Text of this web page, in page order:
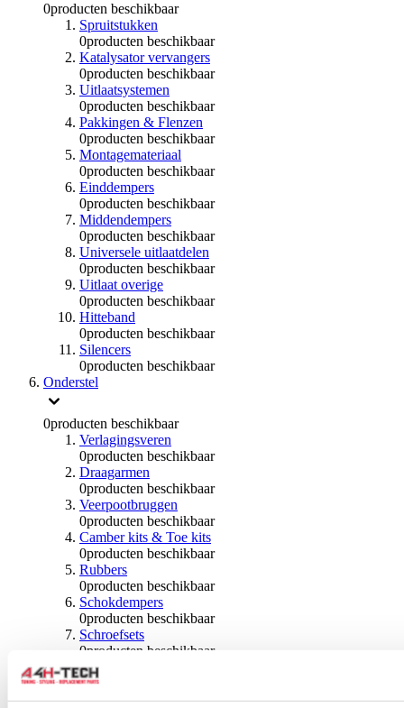
0producten beschikbaar
Spruitstukken
0producten beschikbaar
Katalysator vervangers
0producten beschikbaar
Uitlaatsystemen
0producten beschikbaar
Pakkingen & Flenzen
0producten beschikbaar
Montagemateriaal
0producten beschikbaar
Einddempers
0producten beschikbaar
Middendempers
0producten beschikbaar
Universele uitlaatdelen
0producten beschikbaar
Uitlaat overige
0producten beschikbaar
Hitteband
0producten beschikbaar
Silencers
0producten beschikbaar
Onderstel
0producten beschikbaar
Verlagingsveren
0producten beschikbaar
Draagarmen
0producten beschikbaar
Veerpootbruggen
0producten beschikbaar
Camber kits & Toe kits
0producten beschikbaar
Rubbers
0producten beschikbaar
Schokdempers
0producten beschikbaar
Schroefsets
0producten beschikbaar
Traction bars
0producten beschikbaar
Sway bars & Toebehoren